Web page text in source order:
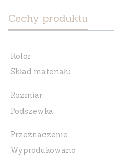
Cechy produktu
Kolor
Skład materiału
Rozmiar:
Podszewka
Przeznaczenie:
Wyprodukowano